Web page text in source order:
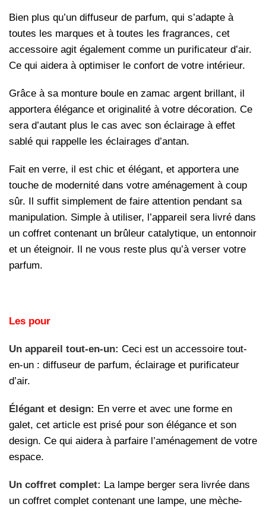
Bien plus qu’un diffuseur de parfum, qui s’adapte à
toutes les marques et à toutes les fragrances, cet
accessoire agit également comme un purificateur d’air.
Ce qui aidera à optimiser le confort de votre intérieur.
Grâce à sa monture boule en zamac argent brillant, il
apportera élégance et originalité à votre décoration. Ce
sera d’autant plus le cas avec son éclairage à effet
sablé qui rappelle les éclairages d’antan.
Fait en verre, il est chic et élégant, et apportera une
touche de modernité dans votre aménagement à coup
sûr. Il suffit simplement de faire attention pendant sa
manipulation. Simple à utiliser, l’appareil sera livré dans
un coffret contenant un brûleur catalytique, un entonnoir
et un éteignoir. Il ne vous reste plus qu’à verser votre
parfum.
Les pour
Un appareil tout-en-un: Ceci est un accessoire tout-
en-un : diffuseur de parfum, éclairage et purificateur
d’air.
Élégant et design: En verre et avec une forme en
galet, cet article est prisé pour son élégance et son
design. Ce qui aidera à parfaire l’aménagement de votre
espace.
Un coffret complet: La lampe berger sera livrée dans
un coffret complet contenant une lampe, une mèche-